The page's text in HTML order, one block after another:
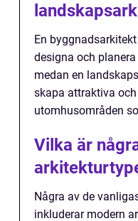
En
designa och
medan en
skapa attraktiva
utomhusområden
Vilka är
Några av de
inkluderar modern